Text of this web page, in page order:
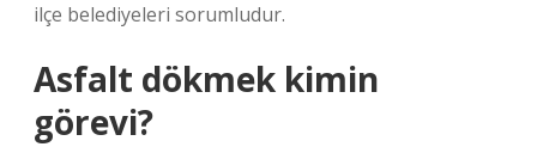
ilçe belediyeleri sorumludur.
Asfalt dökmek kimin
görevi?